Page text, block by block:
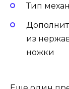
Тип
из
ножки